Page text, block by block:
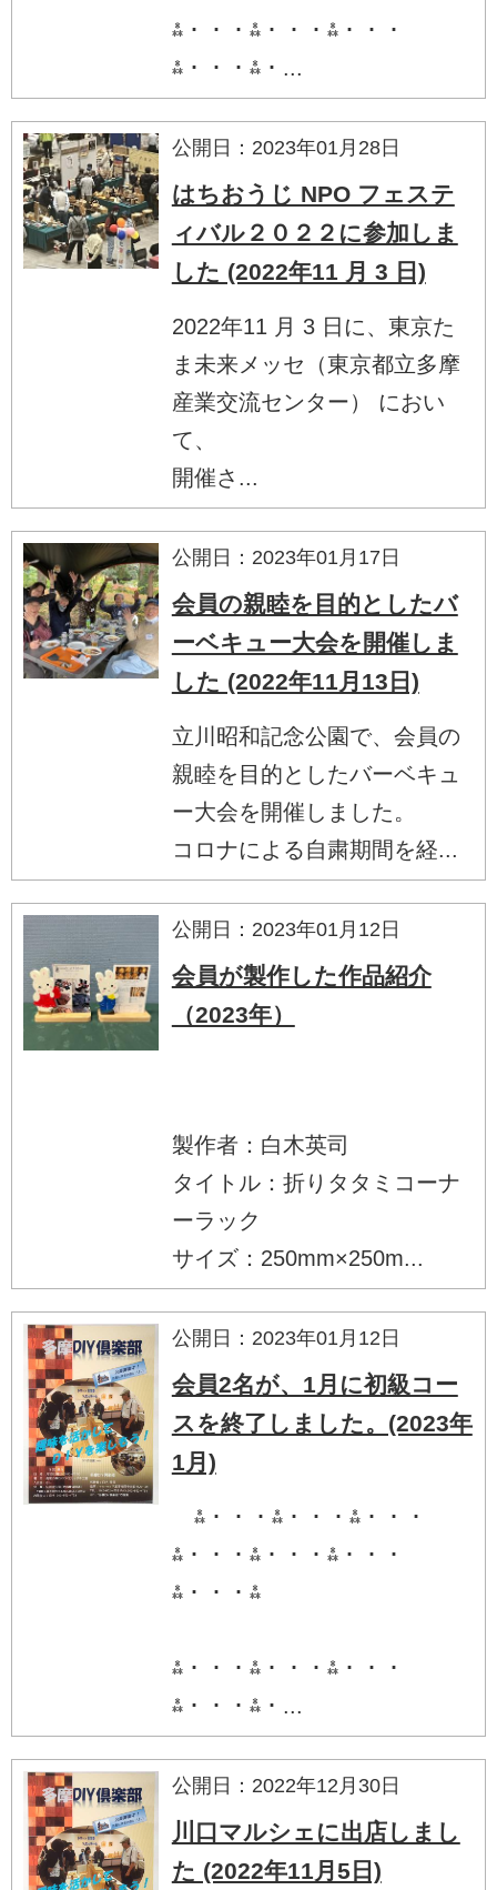
⁂・・・⁂・・・⁂・・・
⁂・・・⁂・...
公開日：2023年01月28日
はちおうじ NPO フェステ
ィバル２０２２に参加しま
した (2022年11 月 3 日)
2022年11 月 3 日に、東京た
ま未来メッセ（東京都立多摩
産業交流センター） におい
て、
開催さ...
公開日：2023年01月17日
会員の親睦を目的としたバ
ーベキュー大会を開催しま
した (2022年11月13日)
立川昭和記念公園で、会員の
親睦を目的としたバーベキュ
ー大会を開催しました。
コロナによる自粛期間を経...
公開日：2023年01月12日
会員が製作した作品紹介
（2023年）
製作者：白木英司
タイトル：折りタタミコーナ
ーラック
サイズ：250mm×250m...
公開日：2023年01月12日
会員2名が、1月に初級コー
スを終了しました。(2023年
1月)
⁂・・・⁂・・・⁂・・・
⁂・・・⁂・・・⁂・・・
⁂・・・⁂
⁂・・・⁂・・・⁂・・・
⁂・・・⁂・...
公開日：2022年12月30日
川口マルシェに出店しまし
た (2022年11月5日)